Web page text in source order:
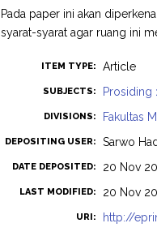
Pada paper ini akan
syarat-syarat agar ruang ini
ITEM TYPE: Article
SUBJECTS: Prosiding
DIVISIONS: Fakultas
DEPOSITING USER: Sarwo
DATE DEPOSITED: 20 Nov
LAST MODIFIED: 20 Nov
URI: http://